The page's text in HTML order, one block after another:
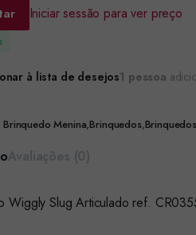
Iniciar sessão para ver preço
à lista de desejos1 pessoa
Brinquedo Menina,Brinquedos,
Wiggly Slug Articulado ref.